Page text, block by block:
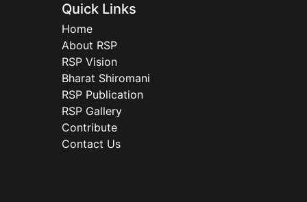
Quick Links
Home
About RSP
RSP Vision
Bharat Shiromani
RSP Publication
RSP Gallery
Contribute
Contact Us